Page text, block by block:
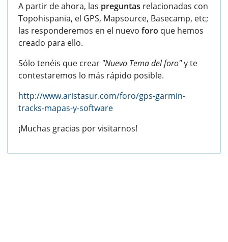
A partir de ahora, las preguntas relacionadas con
Topohispania, el GPS, Mapsource, Basecamp, etc;
las responderemos en el nuevo foro que hemos
creado para ello.
Sólo tenéis que crear "Nuevo Tema del foro"y te
contestaremos lo más rápido posible.
http://www.aristasur.com/foro/gps-garmin-
tracks-mapas-y-software
¡Muchas gracias por visitarnos!